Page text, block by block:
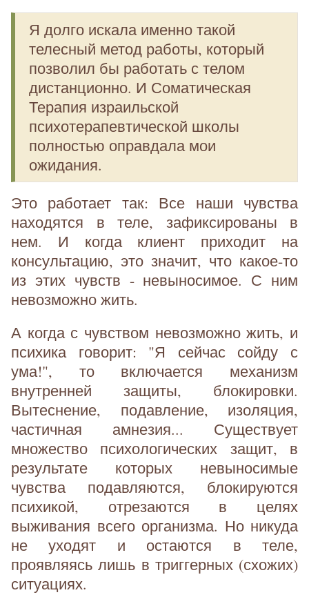
Я долго искала именно такой
телесный метод работы, который
позволил бы работать с телом
дистанционно. И Соматическая
Терапия израильской
психотерапевтической школы
полностью оправдала мои
ожидания.
Это работает так: Все наши чувства
находятся в теле, зафиксированы в
нем. И когда клиент приходит на
консультацию, это значит, что какое-то
из этих чувств - невыносимое. С ним
невозможно жить.
А когда с чувством невозможно жить, и
психика говорит: "Я сейчас сойду с
ума!", то включается механизм
внутренней защиты, блокировки.
Вытеснение, подавление, изоляция,
частичная амнезия... Существует
множество психологических защит, в
результате которых невыносимые
чувства подавляются, блокируются
психикой, отрезаются в целях
выживания всего организма. Но никуда
не уходят и остаются в теле,
проявляясь лишь в триггерных (схожих)
ситуациях.